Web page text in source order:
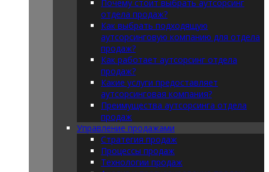
Почему стоит выбрать аутсорсинг
отдела продаж?
Как выбрать подходящую
аутсорсинговую компанию для отдела
продаж?
Как работает аутсорсинг отдела
продаж?
Какие услуги предоставляет
аутсорсинговая компания?
Преимущества аутсорсинга отдела
продаж
Управление продажами
Стратегия продаж
Процессы продаж
Технологии продаж